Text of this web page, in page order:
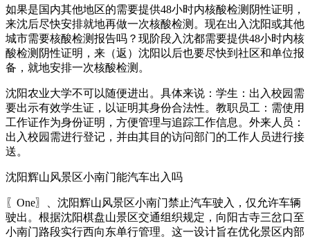
如果是国内其他地区的需要提供48小时内核酸检测阴性证明，
来沈后尽快安排就地再做一次核酸检测。现在出入沈阳或其他
城市需要核酸检测报告吗？现阶段入沈都需要提供48小时内核
酸检测阴性证明，来（返）沈阳以后也要尽快到社区和单位报
备，就地安排一次核酸检测。
沈阳农业大学不可以随便进出。具体来说：学生：出入校园需
要出示有效学生证，以证明其身份合法性。教职员工：需使用
工作证作为身份证明，方便管理与追踪工作信息。外来人员：
出入校园需进行登记，并由其目的访问部门的工作人员进行接
送。
沈阳辉山风景区小南门能汽车出入吗
〖One〗、沈阳辉山风景区小南门禁止汽车驶入，仅允许车辆
驶出。根据沈阳棋盘山景区交通组织规定，向阳古寺三岔口至
小南门路段实行西向东单行管理。这一设计旨在优化景区内部